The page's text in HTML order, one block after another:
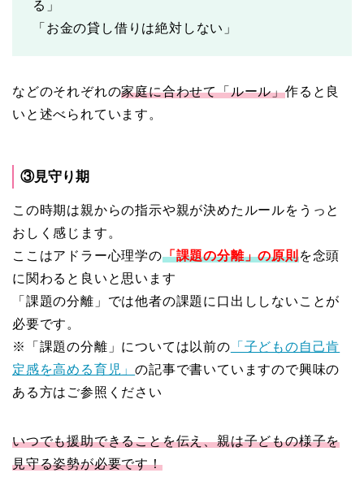
る」
「お金の貸し借りは絶対しない」
などのそれぞれの家庭に合わせて「ルール」作ると良
いと述べられています。
③見守り期
この時期は親からの指示や親が決めたルールをうっと
おしく感じます。
ここはアドラー心理学の「課題の分離」の原則を念頭
に関わると良いと思います
「課題の分離」では他者の課題に口出ししないことが
必要です。
※「課題の分離」については以前の 「子どもの自己肯
定感を高める育児」の記事で書いていますので興味の
ある方はご参照ください
いつでも援助できることを伝え、親は子どもの様子を
見守る姿勢が必要です！